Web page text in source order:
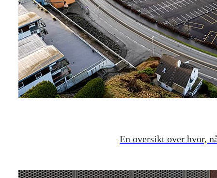
En oversikt over hvor,